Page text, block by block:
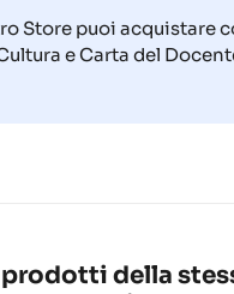
Store puoi acquistare
e Carta del
della